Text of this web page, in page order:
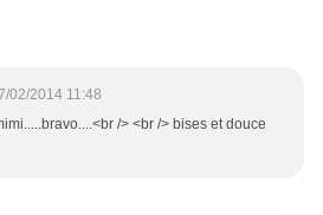
02/2014 11:48
/> <br /> bises et douce